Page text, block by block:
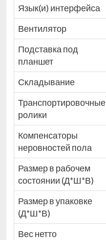
Язык(и) интерфейса
Вентилятор
Подставка под
планшет
Складывание
Транспортировочные
ролики
Компенсаторы
неровностей пола
Размер в рабочем
состоянии (Д*Ш*В)
Размер в упаковке
(Д*Ш*В)
Вес нетто